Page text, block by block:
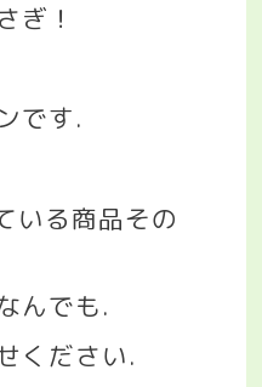
ぎ！
です.
いる商品その
んでも.
ください.